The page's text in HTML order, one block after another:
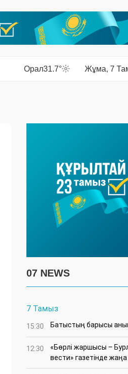
Орал31.7° Жұма, 7
07 NEWS
7 Тамыз
15:30 Батыстың барысы
12:30
«Бөрлі жаршысы –
вести» газетінде